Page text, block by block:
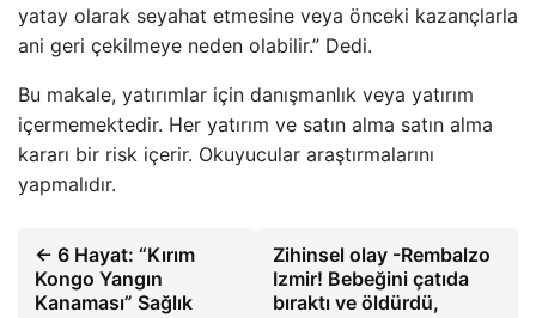
yatay olarak seyahat etmesine veya önceki kazançlarla
ani geri çekilmeye neden olabilir.” Dedi.
Bu makale, yatırımlar için danışmanlık veya yatırım
içermemektedir. Her yatırım ve satın alma satın alma
kararı bir risk içerir. Okuyucular araştırmalarını
yapmalıdır.
← 6 Hayat: “Kırım
Kongo Yangın
Kanaması” Sağlık
Zihinsel olay -Rembalzo
Izmir! Bebeğini çatıda
bıraktı ve öldürdü,